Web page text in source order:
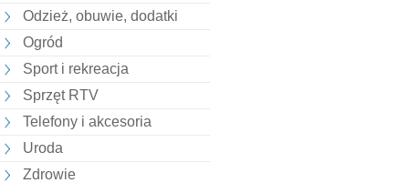
Odzież, obuwie, dodatki
Ogród
Sport i rekreacja
Sprzęt RTV
Telefony i akcesoria
Uroda
Zdrowie